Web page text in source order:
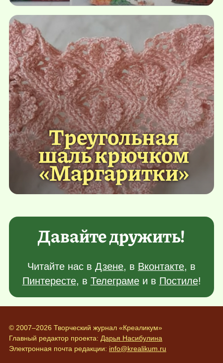
Треугольная
шаль крючком
«Маргаритки»
Давайте дружить!
Читайте нас в Дзене, в Вконтакте, в
Пинтересте, в Телеграмеи в Постиле!
© 2007–2026 Творческий журнал «Креаликум»
Главный редактор проекта: Дарья Насибулина
Электронная почта редакции: info@krealikum.ru